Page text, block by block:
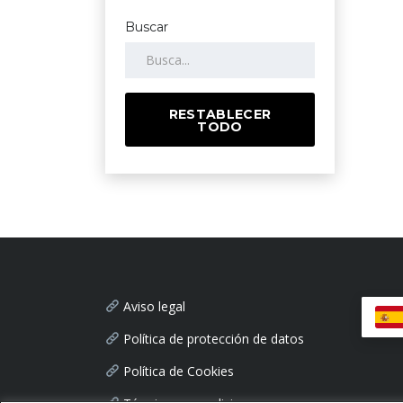
Buscar
RESTABLECER
TODO
Aviso legal
Política de protección de datos
Política de Cookies